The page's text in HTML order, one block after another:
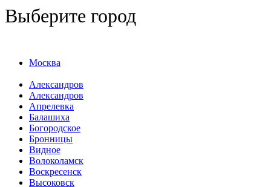
Выберите город
Москва
Александров
Александров
Апрелевка
Балашиха
Богородское
Бронницы
Видное
Волоколамск
Воскресенск
Высоковск